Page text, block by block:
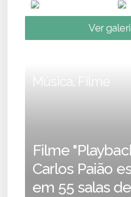
Ver
Música, Filme
Filme
Carlos Paião
em 55 salas